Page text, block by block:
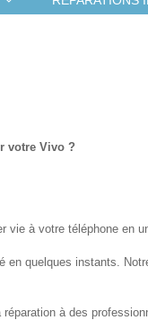
votre Vivo ?
vie à votre téléphone en
quelques instants.
à des